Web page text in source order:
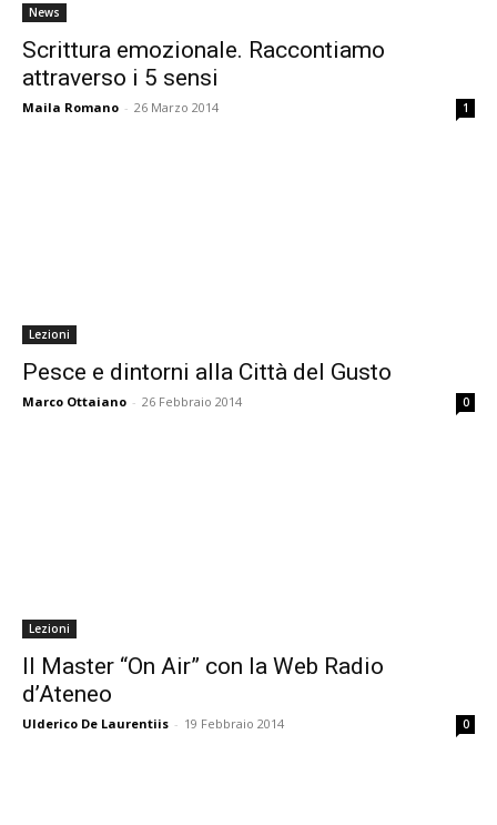
News
Scrittura emozionale. Raccontiamo
attraverso i 5 sensi
Maila Romano - 26 Marzo 2014 1
Lezioni
Pesce e dintorni alla Città del Gusto
Marco Ottaiano - 26 Febbraio 2014 0
Lezioni
Il Master “On Air” con la Web Radio
d’Ateneo
Ulderico De Laurentiis - 19 Febbraio 2014 0